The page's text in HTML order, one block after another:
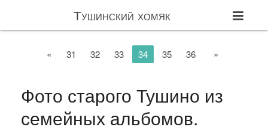
Тушинский хомяк
« 31 32 33 34 35 36 »
Фото старого Тушино из
семейных альбомов.